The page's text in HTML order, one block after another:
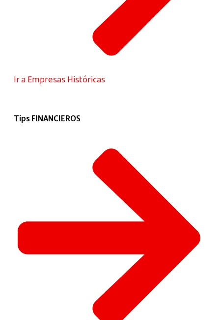
Ir a Empresas Históricas
Tips FINANCIEROS